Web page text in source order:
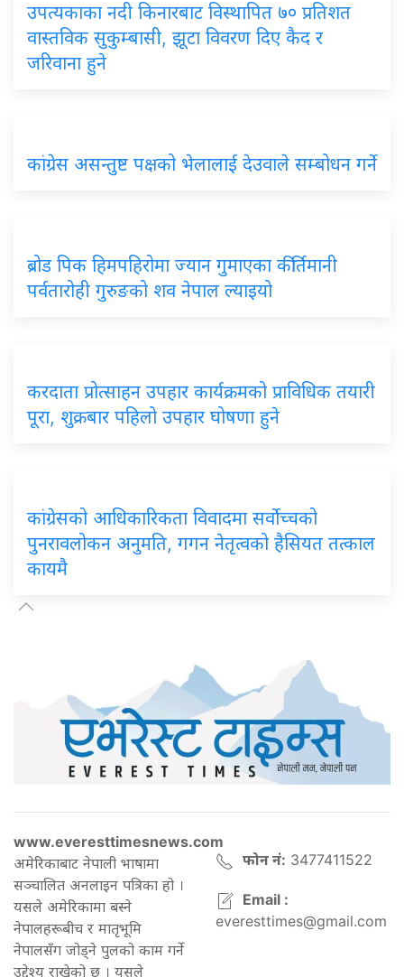
उपत्यकाका नदी किनारबाट विस्थापित ७० प्रतिशत
वास्तविक सुकुम्बासी, झूटा विवरण दिए कैद र
जरिवाना हुने
कांग्रेस असन्तुष्ट पक्षको भेलालाई देउवाले सम्बोधन गर्ने
ब्रोड पिक हिमपहिरोमा ज्यान गुमाएका कीर्तिमानी
पर्वतारोही गुरुङको शव नेपाल ल्याइयो
करदाता प्रोत्साहन उपहार कार्यक्रमको प्राविधिक तयारी
पूरा, शुक्रबार पहिलो उपहार घोषणा हुने
कांग्रेसको आधिकारिकता विवादमा सर्वोच्चको
पुनरावलोकन अनुमति, गगन नेतृत्वको हैसियत तत्काल
कायमै
www.everesttimesnews.com
अमेरिकाबाट नेपाली भाषामा
सञ्चालित अनलाइन पत्रिका हो ।
यसले अमेरिकामा बस्ने
नेपालहरूबीच र मातृभूमि
नेपालसँग जोड्ने पुलको काम गर्ने
उद्देश्य राखेको छ । यसले
फोन नं: 3477411522
Email :
everesttimes@gmail.com